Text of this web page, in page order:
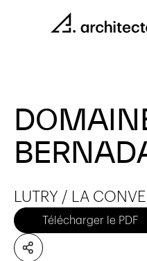
LUTRY / LA
Télécharger le PDF